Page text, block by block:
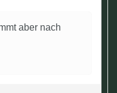
aber nach